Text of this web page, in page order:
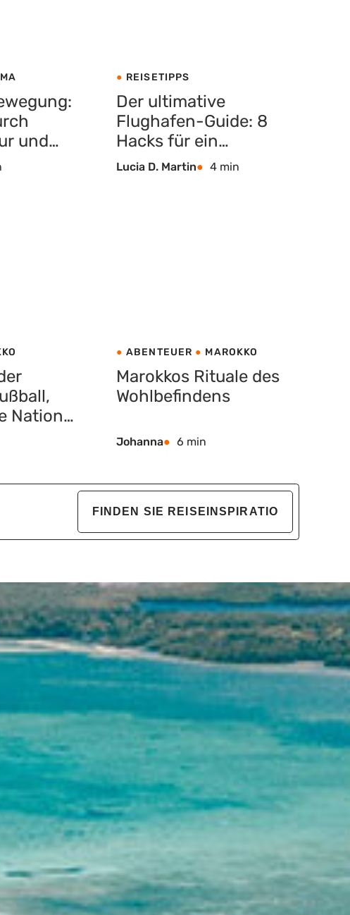
und
REISETIPPS
Der ultimative
Flughafen-Guide: 8
Hacks für ein
entspanntes
Lucia D. Martin 4 min
Nation
ABENTEUER MAROKKO
Marokkos Rituale des
Wohlbefindens
Johanna 6 min
FINDEN SIE REISEINSPIRATIO